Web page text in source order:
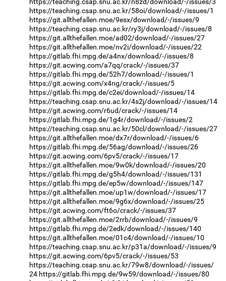
https://teaching.csap.snu.ac.kr/58oi/download/-/issues/1
https://git.allthefallen.moe/9esx/download/-/issues/9
https://teaching.csap.snu.ac.kr/ry3j/download/-/issues/8
https://git.allthefallen.moe/ad02/download/-/issues/27
https://git.allthefallen.moe/nv2i/download/-/issues/22
https://gitlab.fhi.mpg.de/a4nx/download/-/issues/8
https://git.acwing.com/a7qq/crack/-/issues/37
https://gitlab.fhi.mpg.de/52h7/download/-/issues/1
https://git.acwing.com/x4ng/crack/-/issues/5
https://gitlab.fhi.mpg.de/c2ei/download/-/issues/14
https://teaching.csap.snu.ac.kr/4s2j/download/-/issues/14
https://git.acwing.com/r6ud/crack/-/issues/14
https://gitlab.fhi.mpg.de/1g4r/download/-/issues/2
https://teaching.csap.snu.ac.kr/50cl/download/-/issues/27
https://git.allthefallen.moe/dx7r/download/-/issues/6
https://gitlab.fhi.mpg.de/56ag/download/-/issues/26
https://git.acwing.com/6pv5/crack/-/issues/17
https://git.allthefallen.moe/9w0k/download/-/issues/20
https://gitlab.fhi.mpg.de/g5h4/download/-/issues/131
https://gitlab.fhi.mpg.de/ep5w/download/-/issues/147
https://git.allthefallen.moe/up1w/download/-/issues/17
https://git.allthefallen.moe/9g6x/download/-/issues/25
https://git.acwing.com/ft6o/crack/-/issues/37
https://git.allthefallen.moe/2rrb/download/-/issues/9
https://gitlab.fhi.mpg.de/2edk/download/-/issues/140
https://git.allthefallen.moe/01c4/download/-/issues/10
https://teaching.csap.snu.ac.kr/p31a/download/-/issues/9
https://git.acwing.com/6pv5/crack/-/issues/53
https://teaching.csap.snu.ac.kr/79w8/download/-/issues/
24 https://gitlab.fhi.mpg.de/9w59/download/-/issues/80